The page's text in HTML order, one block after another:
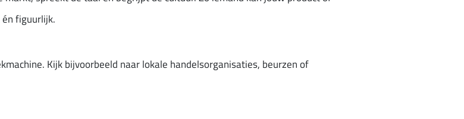
figuurlijk.
Kijk bijvoorbeeld naar lokale handelsorganisaties, beurzen of